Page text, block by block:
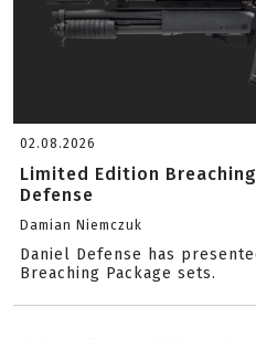
02.08.2026
Limited Edition
Defense
Damian Niemczuk
Daniel Defense has
Breaching Package sets.